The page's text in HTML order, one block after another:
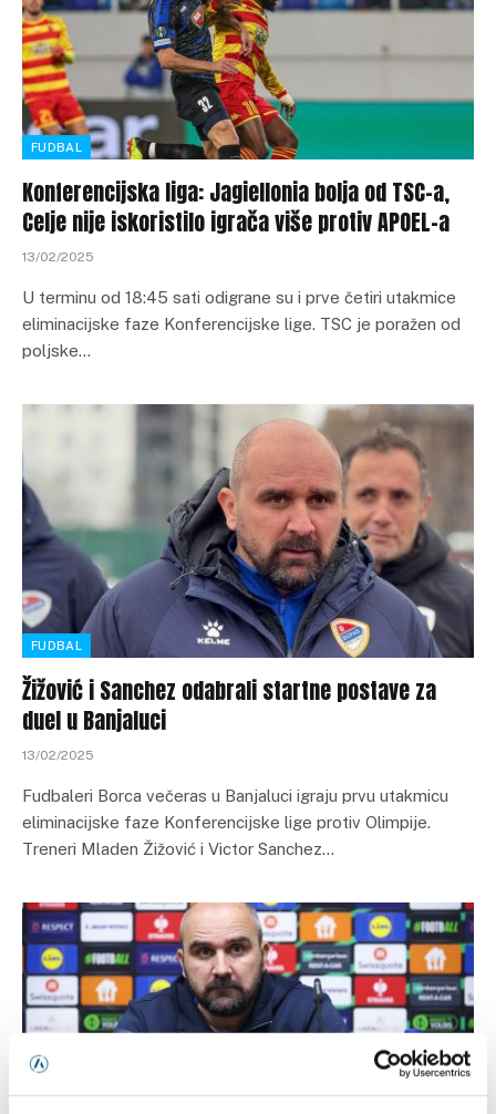
FUDBAL
Konferencijska liga: Jagiellonia bolja od TSC-a,
Celje nije iskoristilo igrača više protiv APOEL-a
13/02/2025
U terminu od 18:45 sati odigrane su i prve četiri utakmice
eliminacijske faze Konferencijske lige. TSC je poražen od
poljske…
FUDBAL
Žižović i Sanchez odabrali startne postave za
duel u Banjaluci
13/02/2025
Fudbaleri Borca večeras u Banjaluci igraju prvu utakmicu
eliminacijske faze Konferencijske lige protiv Olimpije.
Treneri Mladen Žižović i Victor Sanchez…